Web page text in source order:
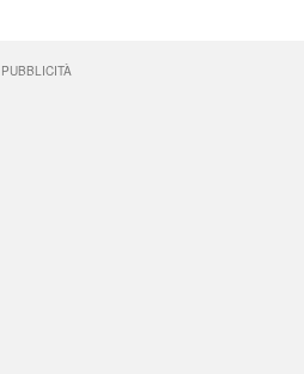
PUBBLICITÀ